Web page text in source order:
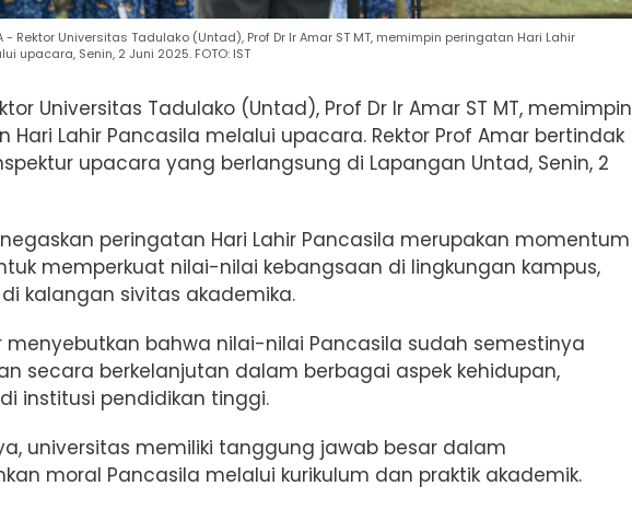
- Rektor Universitas Tadulako (Untad), Prof Dr Ir Amar ST MT, memimpin peringatan Hari Lahir
upacara, Senin, 2 Juni 2025. FOTO: IST
Universitas Tadulako (Untad), Prof Dr Ir Amar ST MT, memimpin
Hari Lahir Pancasila melalui upacara. Rektor Prof Amar bertindak
upacara yang berlangsung di Lapangan Untad, Senin, 2
peringatan Hari Lahir Pancasila merupakan momentum
memperkuat nilai-nilai kebangsaan di lingkungan kampus,
kalangan sivitas akademika.
menyebutkan bahwa nilai-nilai Pancasila sudah semestinya
secara berkelanjutan dalam berbagai aspek kehidupan,
institusi pendidikan tinggi.
universitas memiliki tanggung jawab besar dalam
moral Pancasila melalui kurikulum dan praktik akademik.